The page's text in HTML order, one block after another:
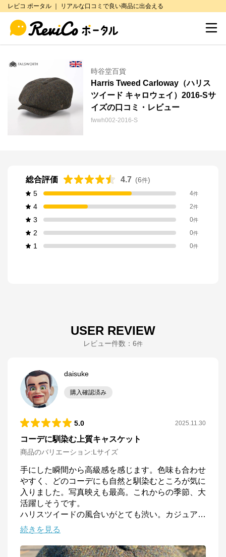
レビコ ポータル ｜ リアルな口コミで良い商品に出会える
時谷堂百貨
Harris Tweed Carloway（ハリス
ツイード キャロウェイ）2016-Sサ
イズの口コミ・レビュー
fwwh002-2016-S
総合評価 4.7 (6件)
5
4件
4 2件
3 0件
2 0件
1 0件
USER REVIEW
レビュー件数： 6件
daisuke
購入確認済み
5.0 2025.11.30
コーデに馴染む上質キャスケット
商品のバリエーション:Lサイズ
手にした瞬間から高級感を感じます。色味も合わせ
やすく、どのコーデにも自然と馴染むところが気に
入りました。写真映えも最高。これからの季節、大
活躍しそうです。
ハリスツイードの風合いがとても渋い。カジュア…
続きを見る